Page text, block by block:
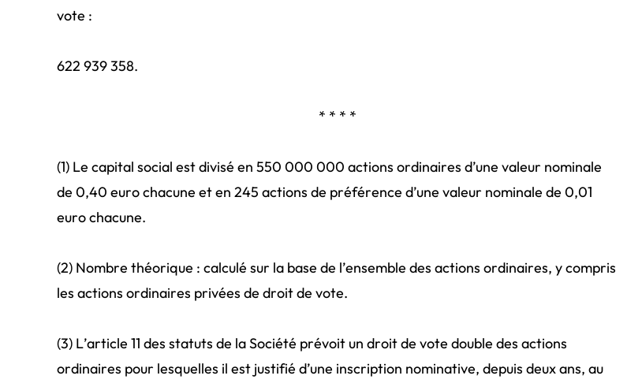
vote :
622 939 358.
* * * *
(1) Le capital social est divisé en 550 000 000 actions ordinaires d’une valeur nominale
de 0,40 euro chacune et en 245 actions de préférence d’une valeur nominale de 0,01
euro chacune.
(2) Nombre théorique : calculé sur la base de l’ensemble des actions ordinaires, y compris
les actions ordinaires privées de droit de vote.
(3) L’article 11 des statuts de la Société prévoit un droit de vote double des actions
ordinaires pour lesquelles il est justifié d’une inscription nominative, depuis deux ans, au